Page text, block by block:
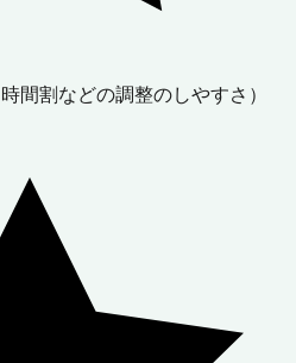
間割などの調整のしやすさ）